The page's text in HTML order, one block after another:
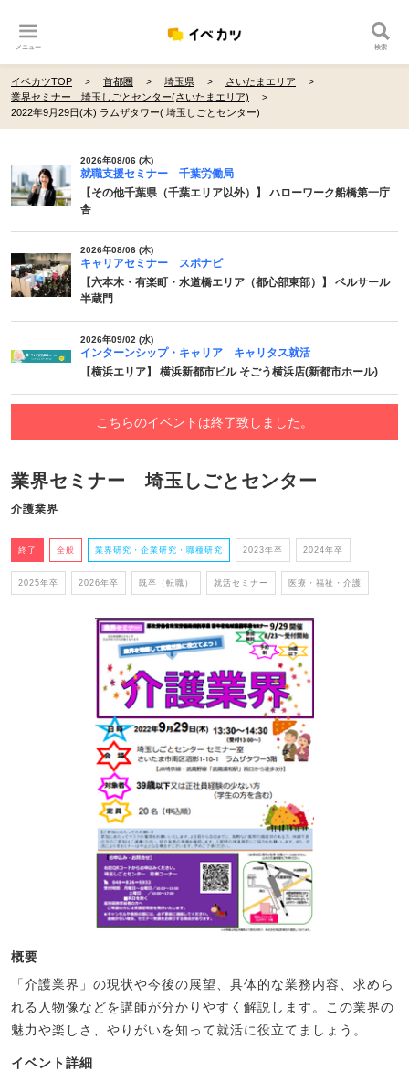
メニュー 検索
イベカツTOP 首都圏 埼玉県
さいたまエリア
業界セミナー 埼玉しごとセンター(さいたまエリア)
2022年9月29日(木) ラムザタワー( 埼玉しごとセンター)
2026年08/06 (木)
就職支援セミナー 千葉労働局
【その他千葉県（千葉エリア以外）】 ハローワーク船橋第一庁
舎
2026年08/06 (木)
キャリアセミナー スポナビ
【六本木・有楽町・水道橋エリア（都心部東部）】 ベルサール
半蔵門
2026年09/02 (水)
インターンシップ・キャリア キャリタス就活
【横浜エリア】 横浜新都市ビル そごう横浜店(新都市ホール)
こちらのイベントは終了致しました。
業界セミナー 埼玉しごとセンター
介護業界
終了 全般 業界研究・企業研究・職種研究 2023年卒 2024年卒
2025年卒 2026年卒 既卒（転職） 就活セミナー 医療・福祉・介護
概要
「介護業界」の現状や今後の展望、具体的な業務内容、求めら
れる人物像などを講師が分かりやすく解説します。この業界の
魅力や楽しさ、やりがいを知って就活に役立てましょう。
イベント詳細